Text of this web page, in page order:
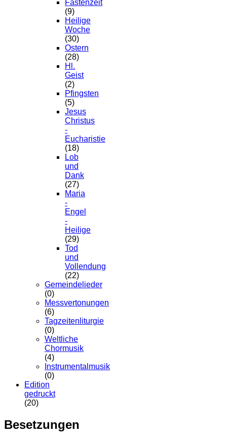
Fastenzeit
(9)
Heilige
Woche
(30)
Ostern
(28)
Hl.
Geist
(2)
Pfingsten
(5)
Jesus
Christus
-
Eucharistie
(18)
Lob
und
Dank
(27)
Maria
-
Engel
-
Heilige
(29)
Tod
und
Vollendung
(22)
Gemeindelieder
(0)
Messvertonungen
(6)
Tagzeitenliturgie
(0)
Weltliche
Chormusik
(4)
Instrumentalmusik
(0)
Edition
gedruckt
(20)
Besetzungen